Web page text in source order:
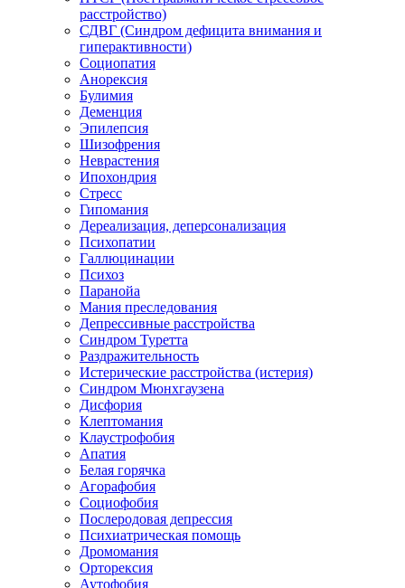
расстройство)
СДВГ (Синдром дефицита внимания и
гиперактивности)
Социопатия
Анорексия
Булимия
Деменция
Эпилепсия
Шизофрения
Неврастения
Ипохондрия
Стресс
Гипомания
Дереализация, деперсонализация
Психопатии
Галлюцинации
Психоз
Паранойа
Мания преследования
Депрессивные расстройства
Синдром Туретта
Раздражительность
Истерические расстройства (истерия)
Синдром Мюнхгаузена
Дисфория
Клептомания
Клаустрофобия
Апатия
Белая горячка
Агорафобия
Социофобия
Послеродовая депрессия
Психиатрическая помощь
Дромомания
Орторексия
Аутофобия